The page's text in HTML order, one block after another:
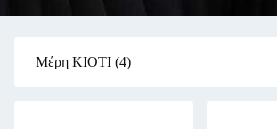
Μέρη ΚΙΟΤΙ (4)